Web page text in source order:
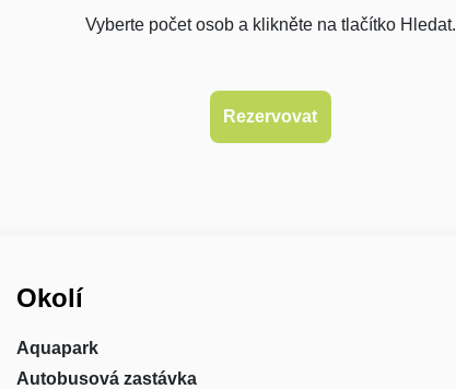
Vyberte počet osob a klikněte na tlačítko Hledat.
Okolí
Aquapark
Autobusová zastávka